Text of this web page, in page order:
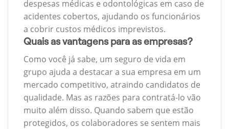
despesas médicas e odontológicas em caso de
acidentes cobertos, ajudando os funcionários
a cobrir custos médicos imprevistos.
Quais as vantagens para as empresas?
Como você já sabe, um seguro de vida em
grupo ajuda a destacar a sua empresa em um
mercado competitivo, atraindo candidatos de
qualidade. Mas as razões para contratá-lo vão
muito além disso. Quando sabem que estão
protegidos, os colaboradores se sentem mais